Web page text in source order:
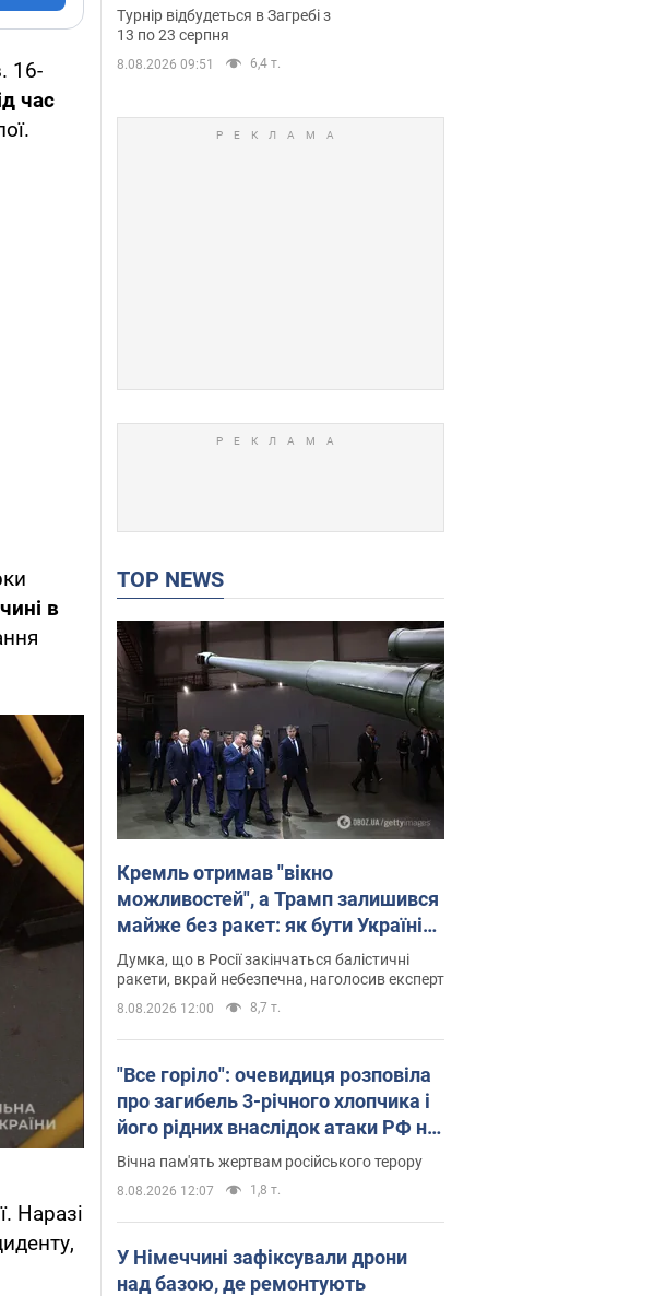
16-
час
в
Наразі
до чемпіонату Європи
основних спортсменів
Турнір відбудеться в Загребі з
13 по 23 серпня
8.08.2026 09:51 6,4 т.
TOP NEWS
Кремль отримав "вікно
можливостей", а Трамп залишився
майже без ракет: як бути Україні?
Інтерв’ю з Мельником
Думка, що в Росії закінчаться балістичні
ракети, вкрай небезпечна, наголосив експерт
8.08.2026 12:00 8,7 т.
"Все горіло": очевидиця розповіла
про загибель 3-річного хлопчика і
його рідних внаслідок атаки РФ на
Київщину. Відео та фото
Вічна пам'ять жертвам російського терору
8.08.2026 12:07 1,8 т.
У Німеччині зафіксували дрони
над базою, де ремонтують